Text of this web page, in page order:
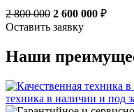
2 800 000 2 600 000 ₽
Оставить заявку
Наши
техника в наличии и под